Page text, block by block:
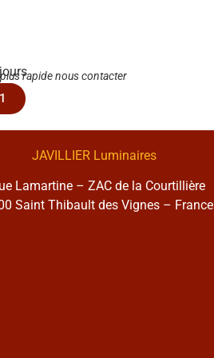
rapide nous contacter
JAVILLIER Luminaires
Lamartine – ZAC de la Courtillière
Saint Thibault des Vignes – France